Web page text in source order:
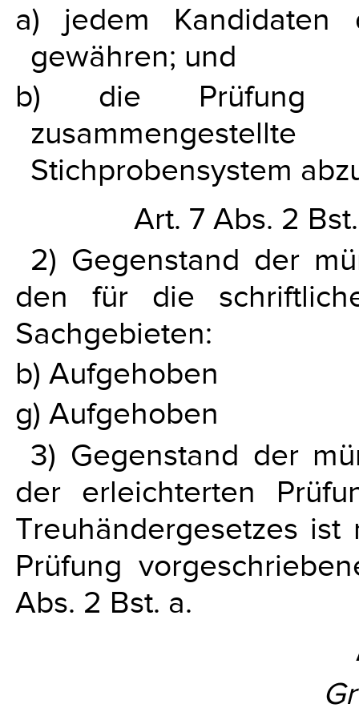
a) jedem Kandidaten
gewähren; und
b) die Prüfung
Stichprobensystem
Art. 7 Abs. 2
2) Gegenstand der
den für die
Sachgebieten:
b) Aufgehoben
g) Aufgehoben
3) Gegenstand der
der erleichterten
Treuhändergesetzes
Prüfung
Abs. 2 Bst. a.